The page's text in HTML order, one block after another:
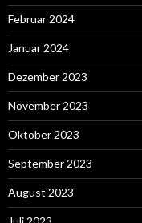
Februar 2024
Januar 2024
Dezember 2023
November 2023
Oktober 2023
September 2023
August 2023